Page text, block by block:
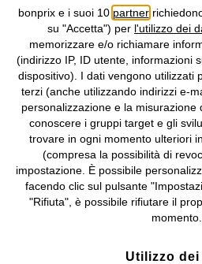
Informativa privacy e cookie
Informazioni legali
©2026 bonprix.Tutti i
bonprix S.r.l. con socio unico, sede
Valdengo (BI) C.F. 01510910027 - P.I.
Biella n. 01510910027, R.E.A.
IT09060P00000858, N. Reg. AEE:
Sociale: euro 1.000.000 i.v, Società
e coordinamento di bonprix
mbH.
bonprix e i suoi 10 partner
su "Accetta") per l'utilizzo dei
memorizzare e/o richiamare
(indirizzo IP, ID utente, informazioni
dispositivo). I dati vengono utilizzati
terzi (anche utilizzando indirizzi e-
personalizzazione e la
conoscere i gruppi target e gli
trovare in ogni momento ulteriori
(compresa la possibilità di
impostazione. È possibile
facendo clic sul pulsante
"Rifiuta", è possibile rifiutare il
momento.
Utilizzo